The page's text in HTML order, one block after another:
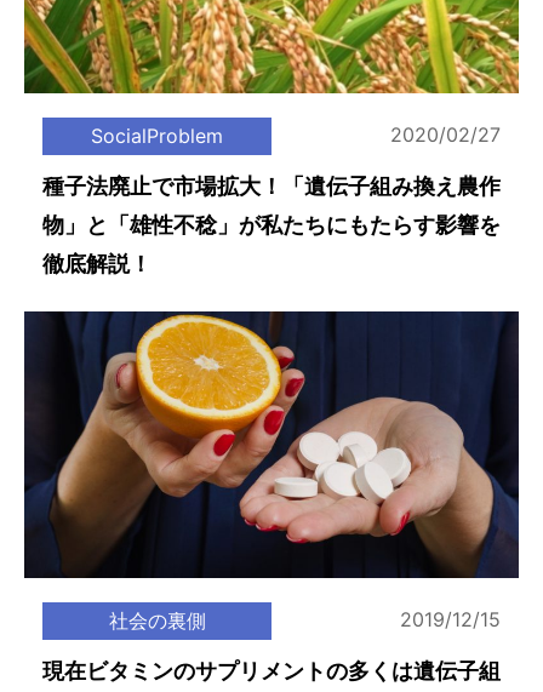
SocialProblem 2020/02/27
種子法廃止で市場拡大！「遺伝子組み換え農作
物」と「雄性不稔」が私たちにもたらす影響を
徹底解説！
社会の裏側 2019/12/15
現在ビタミンのサプリメントの多くは遺伝子組